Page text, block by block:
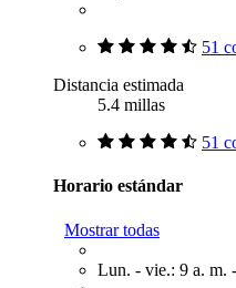
51
Distancia estimada
5.4 millas
51
Horario estándar
Mostrar todas
Lun. - vie.: 9 a. m.